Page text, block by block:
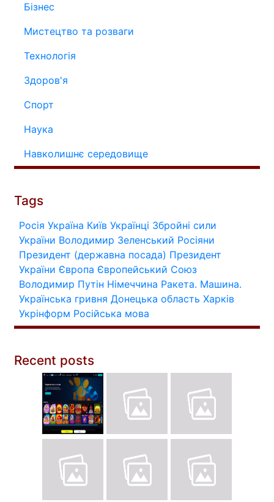
Бізнес
Мистецтво та розваги
Технологія
Здоров'я
Спорт
Наука
Навколишнє середовище
Tags
Росія Україна Київ Українці Збройні сили
України Володимир Зеленський Росіяни
Президент (державна посада) Президент
України Європа Європейський Союз
Володимир Путін Німеччина Ракета. Машина.
Українська гривня Донецька область Харків
Укрінформ Російська мова
Recent posts